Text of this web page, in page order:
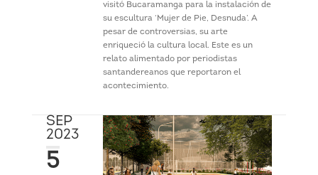
visitó Bucaramanga para la instalación de
su escultura ‘Mujer de Pie, Desnuda’. A
pesar de controversias, su arte
enriqueció la cultura local. Este es un
relato alimentado por periodistas
santandereanos que reportaron el
acontecimiento.
SEP
2023
5